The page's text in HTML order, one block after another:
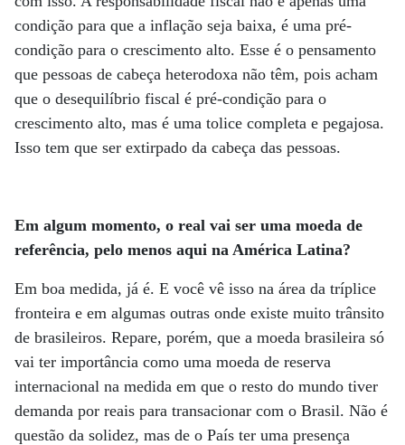
condição para que a inflação seja baixa, é uma pré-
condição para o crescimento alto. Esse é o pensamento
que pessoas de cabeça heterodoxa não têm, pois acham
que o desequilíbrio fiscal é pré-condição para o
crescimento alto, mas é uma tolice completa e pegajosa.
Isso tem que ser extirpado da cabeça das pessoas.
Em algum momento, o real vai ser uma moeda de
referência, pelo menos aqui na América Latina?
Em boa medida, já é. E você vê isso na área da tríplice
fronteira e em algumas outras onde existe muito trânsito
de brasileiros. Repare, porém, que a moeda brasileira só
vai ter importância como uma moeda de reserva
internacional na medida em que o resto do mundo tiver
demanda por reais para transacionar com o Brasil. Não é
questão da solidez, mas de o País ter uma presença